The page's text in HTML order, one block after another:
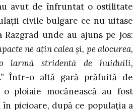
avut de înfruntat o ostilitate
civile bulgare ce nu uitase
Razgrad unde au ajuns pe jos:
ne aţin calea şi, pe alocurea,
larmă stridentă de huiduili,
Într-o altă gară prăfuită de
ploiaie mocănească au fost
picioare, după ce populaţia a